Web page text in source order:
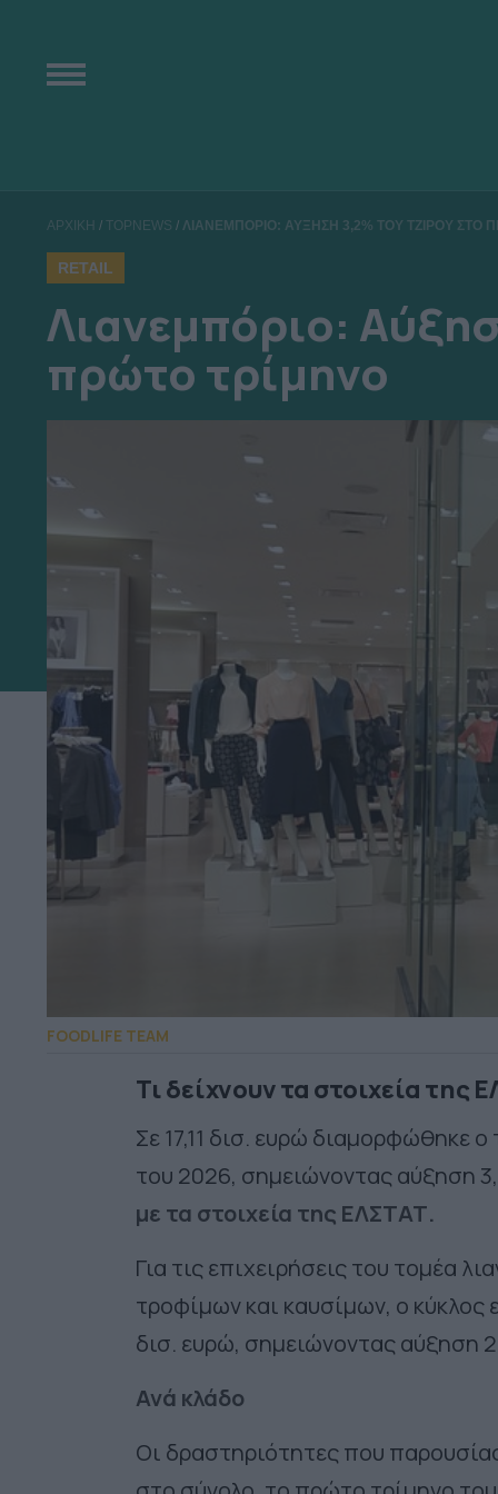
ΑΡΧΙΚΗ / TOPNEWS / ΛΙΑΝΕΜΠΟΡΙΟ: ΑΥΞΗΣΗ 3,2% ΤΟΥ ΤΖΙΡΟΥ ΣΤΟ
RETAIL
Λιανεμπόριο:
πρώτο τρίμηνο
FOODLIFE TEAM
Τι δείχνουν τα στοιχεία της
Σε 17,11 δισ. ευρώ διαμορφώθηκε
του 2026, σημειώνοντας αύξηση
με τα στοιχεία της ΕΛΣΤΑΤ.
Για τις επιχειρήσεις του τομέα
τροφίμων και καυσίμων, ο
δισ. ευρώ, σημειώνοντας αύξηση
Ανά κλάδο
Οι δραστηριότητες που